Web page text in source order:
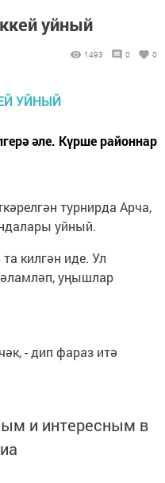
уйный
1493 0 0
әле. Күрше районнар
турнирда Арча,
уйный.
килгән иде. Ул
уңышлар
- дип фараз итә
и интересным в